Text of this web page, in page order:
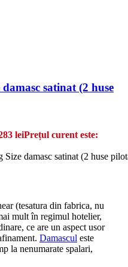
satinat (2 huse
leiPrețul curent este:
damasc satinat (2 huse
(tesatura din fabrica, nu
mult în regimul hotelier,
ce are un aspect usor
Damascul este
la nenumarate spalari,